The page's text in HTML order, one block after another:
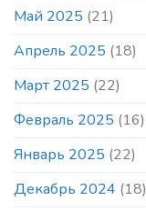
Май 2025 (21)
Апрель 2025 (18)
Март 2025 (22)
Февраль 2025 (16)
Январь 2025 (22)
Декабрь 2024 (18)